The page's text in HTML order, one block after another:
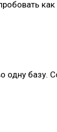
одну базу.